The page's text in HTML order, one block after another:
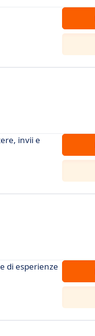
invii e
di esperienze